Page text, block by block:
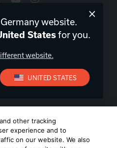
| DE
Verkaufsbedingungen
website.
Statesfor you.
website.
UNITED STATES
other tracking
experience and to
on our website. We also